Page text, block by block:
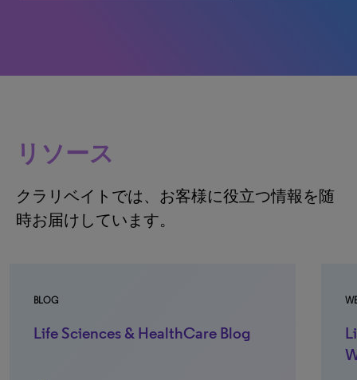
リソース
クラリベイトでは、お客様に役立つ情報を随
時お届けしています。
Sciences & HealthCare Blog
Life
Webinar